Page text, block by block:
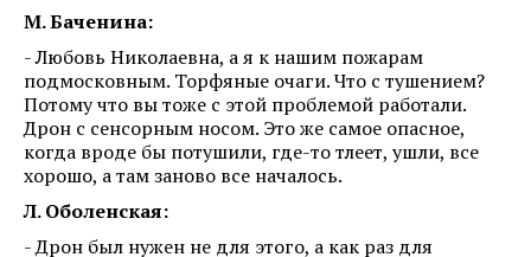
М. Баченина:
- Любовь Николаевна, а я к нашим пожарам
подмосковным. Торфяные очаги. Что с тушением?
Потому что вы тоже с этой проблемой работали.
Дрон с сенсорным носом. Это же самое опасное,
когда вроде бы потушили, где-то тлеет, ушли, все
хорошо, а там заново все началось.
Л. Оболенская:
- Дрон был нужен не для этого, а как раз для